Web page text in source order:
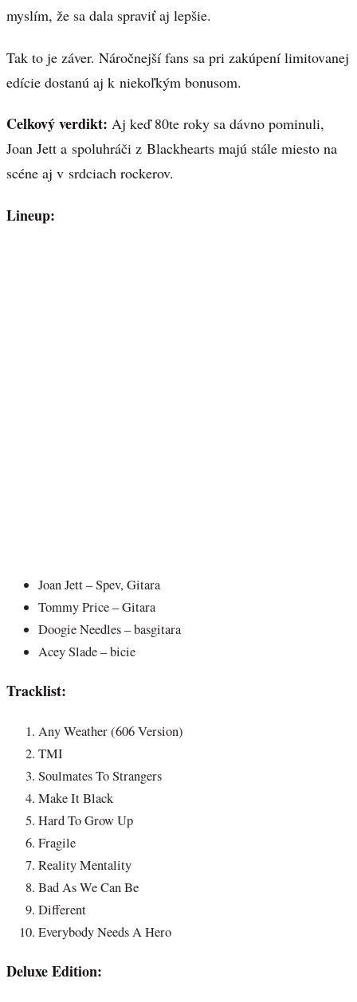
myslím, že sa dala spraviť aj lepšie.
Tak to je záver. Náročnejší fans sa pri zakúpení limitovanej
edície dostanú aj k niekoľkým bonusom.
Celkový verdikt: Aj keď 80te roky sa dávno pominuli,
Joan Jett a spoluhráči z Blackhearts majú stále miesto na
scéne aj v srdciach rockerov.
Lineup:
Joan Jett – Spev, Gitara
Tommy Price – Gitara
Doogie Needles – basgitara
Acey Slade – bicie
Tracklist:
Any Weather (606 Version)
TMI
Soulmates To Strangers
Make It Black
Hard To Grow Up
Fragile
Reality Mentality
Bad As We Can Be
Different
Everybody Needs A Hero
Deluxe Edition: